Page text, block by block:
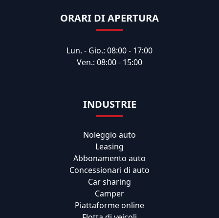
ORARI DI APERTURA
Lun. - Gio.: 08:00 - 17:00
Ven.: 08:00 - 15:00
INDUSTRIE
Noleggio auto
Leasing
Abbonamento auto
Concessionari di auto
Car sharing
Camper
Piattaforme online